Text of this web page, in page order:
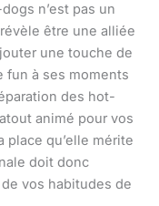
n’est pas un
être une alliée
une touche de
fun à ses moments
des hot-
animé pour vos
place qu’elle mérite
doit donc
vos habitudes de